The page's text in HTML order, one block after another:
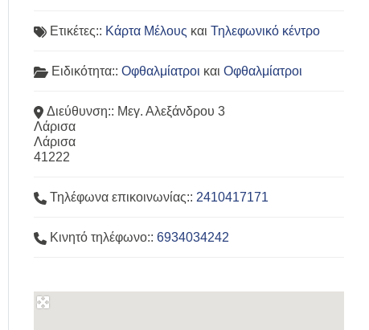
Ετικέτες:: Κάρτα Μέλους καιΤηλεφωνικό κέντρο
Ειδικότητα::Οφθαλμίατροι καιΟφθαλμίατροι
Διεύθυνση:: Μεγ. Αλεξάνδρου 3
Λάρισα
Λάρισα
41222
Τηλέφωνα επικοινωνίας:: 2410417171
Κινητό τηλέφωνο::6934034242